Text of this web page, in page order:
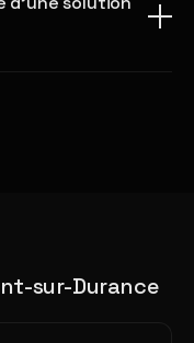
sur-Durance